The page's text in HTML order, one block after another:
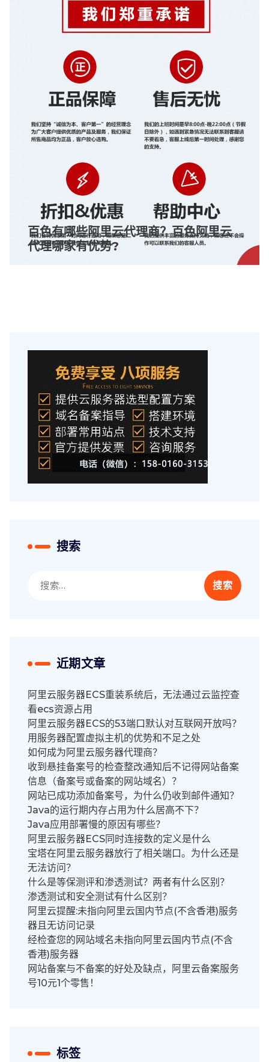
百色有哪些阿里云代理商？百色阿里云
代理哪家有优势?
搜索
索：
近期文章
阿里云服务器ECS重装系统后，无法通过云监控查
看ecs资源占用
阿里云服务器ECS的53端口默认对互联网开放吗？
用服务器配置虚拟主机的优势和不足之处
如何成为阿里云服务器代理商？
收到悬挂备案号的检查整改通知后不记得网站备案
信息（备案号或备案的网站域名）？
网站已成功添加备案号，为什么仍收到邮件通知？
Java的运行期内存占用为什么居高不下？
Java应用部署慢的原因有哪些？
阿里云服务器ECS同时连接数的定义是什么
宝塔在阿里云服务器放行了相关端口。为什么还是
无法访问？
什么是等保测评和渗透测试？两者有什么区别？
渗透测试和安全测试有什么区别？
阿里云提醒:未指向阿里云国内节点(不含香港)服务
器且无访问记录
经检查您的网站域名未指向阿里云国内节点(不含
香港)服务器
网站备案与不备案的好处及缺点，阿里云备案服务
号10元1个零售！
标签